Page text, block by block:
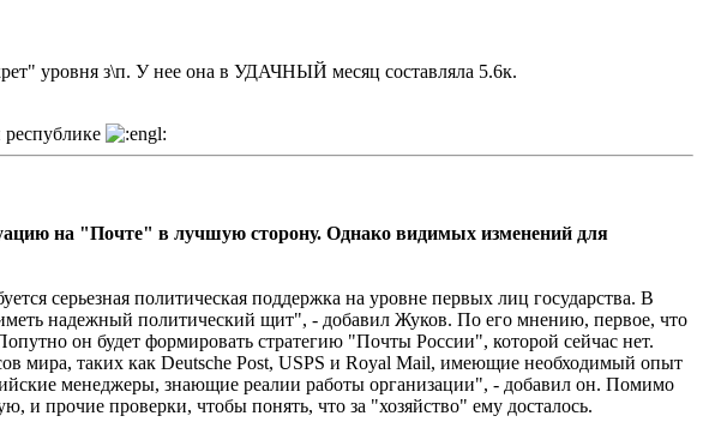
уровня з\п. У нее она в УДАЧНЫЙ месяц составляла 5.6к.
на "Почте" в лучшую сторону. Однако видимых изменений для
серьезная политическая поддержка на уровне первых лиц государства. В
надежный политический щит", - добавил Жуков. По его мнению, первое, что
он будет формировать стратегию "Почты России", которой сейчас нет.
мира, таких как Deutsche Post, USPS и Royal Mail, имеющие необходимый опыт
менеджеры, знающие реалии работы организации", - добавил он. Помимо
и прочие проверки, чтобы понять, что за "хозяйство" ему досталось.